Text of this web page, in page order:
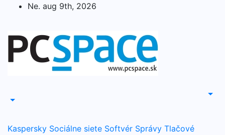
Ne. aug 9th, 2026
Kaspersky Sociálne siete Softvér Správy Tlačové